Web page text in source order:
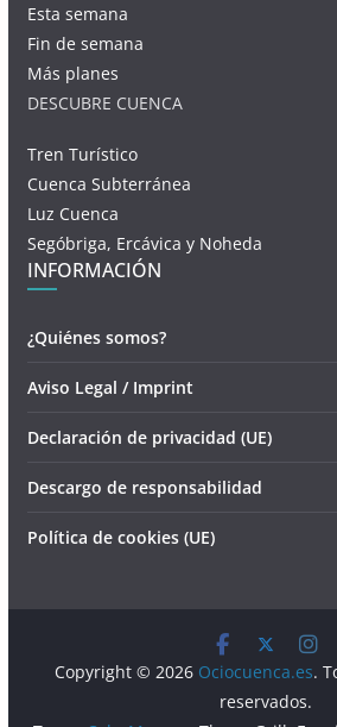
Esta semana
Fin de semana
Más planes
DESCUBRE CUENCA
Tren Turístico
Cuenca Subterránea
Luz Cuenca
Segóbriga, Ercávica y Noheda
INFORMACIÓN
¿Quiénes somos?
Aviso Legal / Imprint
Declaración de privacidad (UE)
Descargo de responsabilidad
Política de cookies (UE)
Copyright © 2026 Ociocuenca.es.
reservados.